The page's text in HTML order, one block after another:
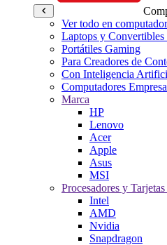
Ver todo en
Laptops y Convertibles
Portátiles Gaming
Para Creadores de
Con Inteligencia
Computadores
Marca
HP
Lenovo
Acer
Apple
Asus
MSI
Procesadores y
Intel
AMD
Nvidia
Snapdragon